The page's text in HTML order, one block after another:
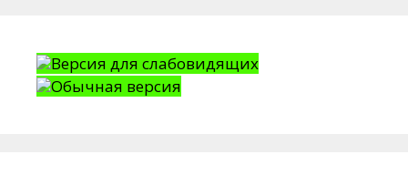
Версия для слабовидящих
Обычная версия